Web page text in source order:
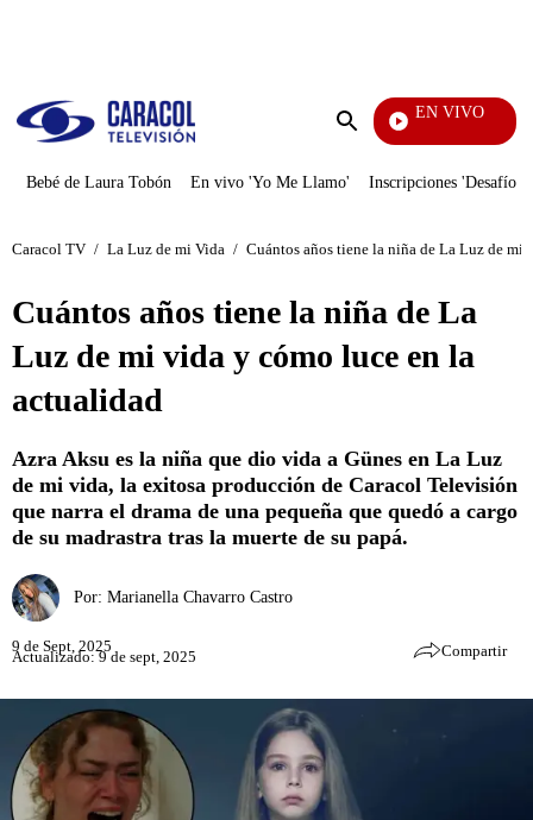
Enviar
EN VIVO
Bebé de Laura Tobón En vivo 'Yo Me Llamo' Inscripciones 'Desafío'
Caracol TV / La Luz de mi Vida / Cuántos años tiene la niña de La Luz de
Cuántos años tiene la niña de La
Luz de mi vida y cómo luce en la
actualidad
Azra Aksu es la niña que dio vida a Günes en La Luz
de mi vida, la exitosa producción de Caracol Televisión
que narra el drama de una pequeña que quedó a cargo
de su madrastra tras la muerte de su papá.
Por: Marianella Chavarro Castro
9 de Sept, 2025
Actualizado: 9 de sept, 2025 Compartir